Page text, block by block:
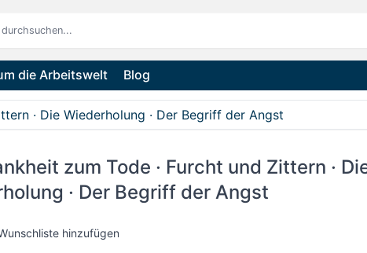
die Arbeitswelt Blog
· Die Wiederholung · Der Begriff der Angst
zum Tode · Furcht und Zittern ·
· Der Begriff der Angst
hinzufügen